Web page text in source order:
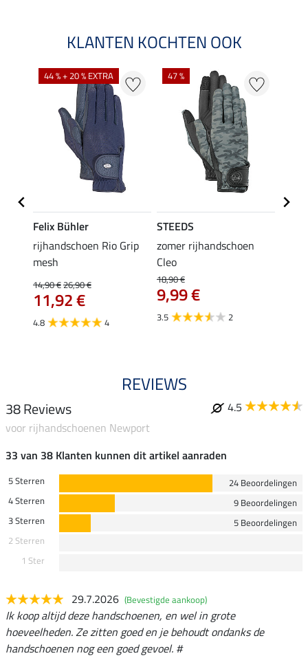
KLANTEN KOCHTEN OOK
44 % + 20 % EXTRA
Felix Bühler
rijhandschoen Rio Grip
mesh
14,90 €26,90 €
11,92 €
4.8 4
47 %
STEEDS
zomer rijhandschoen
Cleo
18,90 €
9,99 €
3.5 2
REVIEWS
38 Reviews
4.5
voor rijhandschoenen Newport
33 van 38 Klanten kunnen dit artikel aanraden
5 Sterren
24 Beoordelingen
4 Sterren
9 Beoordelingen
3 Sterren
5 Beoordelingen
2 Sterren
1 Ster
29.7.2026 (Bevestigde aankoop)
Ik koop altijd deze handschoenen, en wel in grote
hoeveelheden. Ze zitten goed en je behoudt ondanks de
handschoenen nog een goed gevoel. #